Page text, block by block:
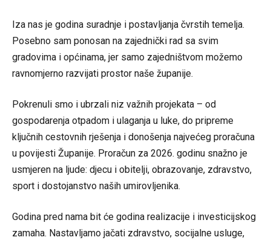
Iza nas je godina suradnje i postavljanja čvrstih temelja.
Posebno sam ponosan na zajednički rad sa svim
gradovima i općinama, jer samo zajedništvom možemo
ravnomjerno razvijati prostor naše županije.
Pokrenuli smo i ubrzali niz važnih projekata – od
gospodarenja otpadom i ulaganja u luke, do pripreme
ključnih cestovnih rješenja i donošenja najvećeg proračuna
u povijesti Županije. Proračun za 2026. godinu snažno je
usmjeren na ljude: djecu i obitelji, obrazovanje, zdravstvo,
sport i dostojanstvo naših umirovljenika.
Godina pred nama bit će godina realizacije i investicijskog
zamaha. Nastavljamo jačati zdravstvo, socijalne usluge,